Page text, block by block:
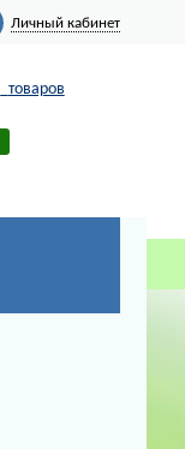
Личный кабинет
товаров